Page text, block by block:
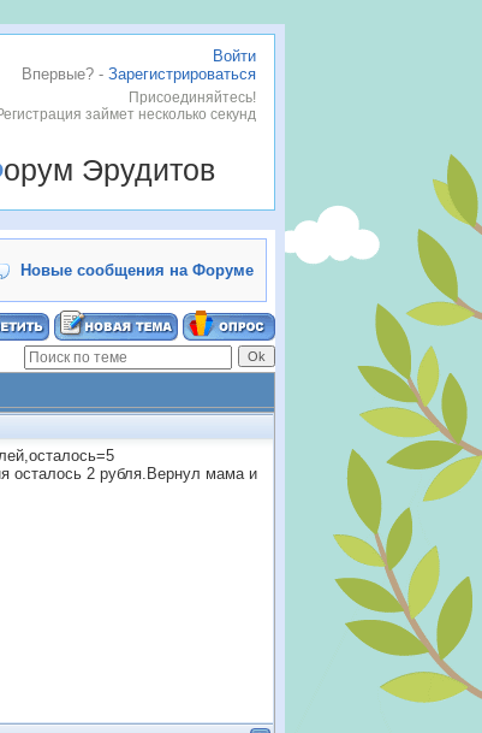
Войти
Впервые? - Зарегистрироваться
Присоединяйтесь!
займет несколько секунд
Форум Эрудитов
Новые сообщения на Форуме
осталось 2 рубля.Вернул мама и